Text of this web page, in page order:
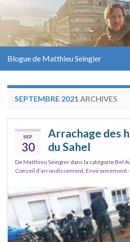
Blogue de Matthieu Seingier
SEPTEMBRE 2021 ARCHIVES
SEP
30
Arrachage des
du Sahel
DeMatthieu Seingier dans la catégorieBel
Conseil d'arrondissement Environnement